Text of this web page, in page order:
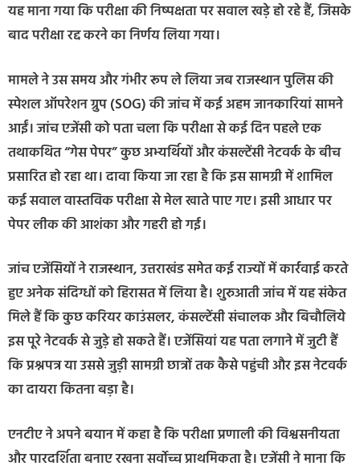
यह माना गया कि परीक्षा की निष्पक्षता पर सवाल खड़े हो रहे हैं, जिसके
बाद परीक्षा रद्द करने का निर्णय लिया गया।
मामले ने उस समय और गंभीर रूप ले लिया जब राजस्थान पुलिस की
स्पेशल ऑपरेशन ग्रुप (SOG) की जांच में कई अहम जानकारियां सामने
आईं। जांच एजेंसी को पता चला कि परीक्षा से कई दिन पहले एक
तथाकथित “गेस पेपर” कुछ अभ्यर्थियों और कंसल्टेंसी नेटवर्क के बीच
प्रसारित हो रहा था। दावा किया जा रहा है कि इस सामग्री में शामिल
कई सवाल वास्तविक परीक्षा से मेल खाते पाए गए। इसी आधार पर
पेपर लीक की आशंका और गहरी हो गई।
जांच एजेंसियों ने राजस्थान, उत्तराखंड समेत कई राज्यों में कार्रवाई करते
हुए अनेक संदिग्धों को हिरासत में लिया है। शुरुआती जांच में यह संकेत
मिले हैं कि कुछ करियर काउंसलर, कंसल्टेंसी संचालक और बिचौलिये
इस पूरे नेटवर्क से जुड़े हो सकते हैं। एजेंसियां यह पता लगाने में जुटी हैं
कि प्रश्नपत्र या उससे जुड़ी सामग्री छात्रों तक कैसे पहुंची और इस नेटवर्क
का दायरा कितना बड़ा है।
एनटीए ने अपने बयान में कहा है कि परीक्षा प्रणाली की विश्वसनीयता
और पारदर्शिता बनाए रखना सर्वोच्च प्राथमिकता है। एजेंसी ने माना कि